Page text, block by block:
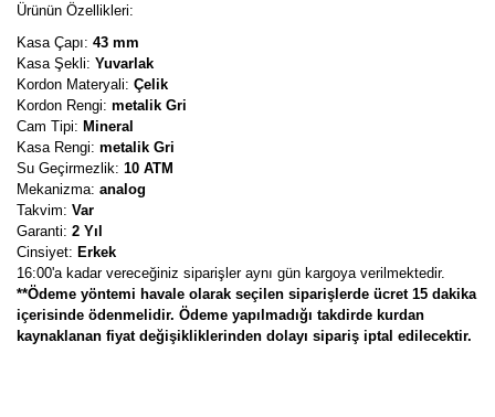
Ürünün Özellikleri:
Kasa Çapı: 43 mm
Kasa Şekli: Yuvarlak
Kordon Materyali: Çelik
Kordon Rengi: metalik Gri
Cam Tipi: Mineral
Kasa Rengi: metalik Gri
Su Geçirmezlik: 10 ATM
Mekanizma: analog
Takvim: Var
Garanti: 2 Yıl
Cinsiyet: Erkek
16:00'a kadar vereceğiniz siparişler aynı gün kargoya verilmektedir.
**Ödeme yöntemi havale olarak seçilen siparişlerde ücret 15 dakika
içerisinde ödenmelidir. Ödeme yapılmadığı takdirde kurdan
kaynaklanan fiyat değişikliklerinden dolayı sipariş iptal edilecektir.